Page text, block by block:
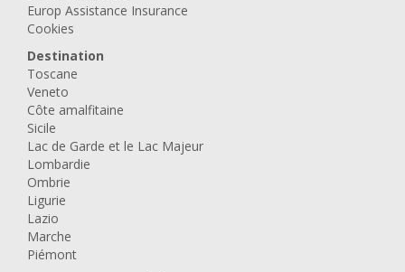
Europ Assistance Insurance
Cookies
Destination
Toscane
Veneto
Côte amalfitaine
Sicile
Lac de Garde et le Lac Majeur
Lombardie
Ombrie
Ligurie
Lazio
Marche
Piémont